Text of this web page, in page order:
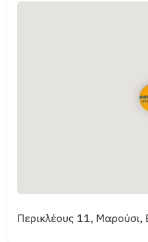
Περικλέους 11, Μαρούσι,